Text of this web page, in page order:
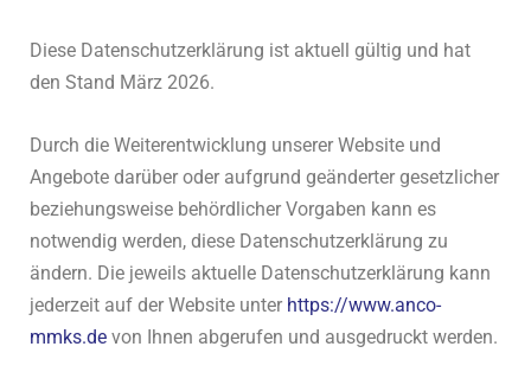
Diese Datenschutzerklärung ist aktuell gültig und hat
den Stand März 2026.
Durch die Weiterentwicklung unserer Website und
Angebote darüber oder aufgrund geänderter gesetzlicher
beziehungsweise behördlicher Vorgaben kann es
notwendig werden, diese Datenschutzerklärung zu
ändern. Die jeweils aktuelle Datenschutzerklärung kann
jederzeit auf der Website unter https://www.anco-
mmks.de von Ihnen abgerufen und ausgedruckt werden.